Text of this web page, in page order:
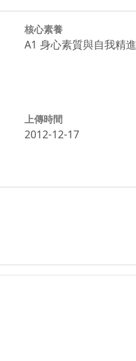
核心素養
A1 身心素質與自我精進
上傳時間
2012-12-17